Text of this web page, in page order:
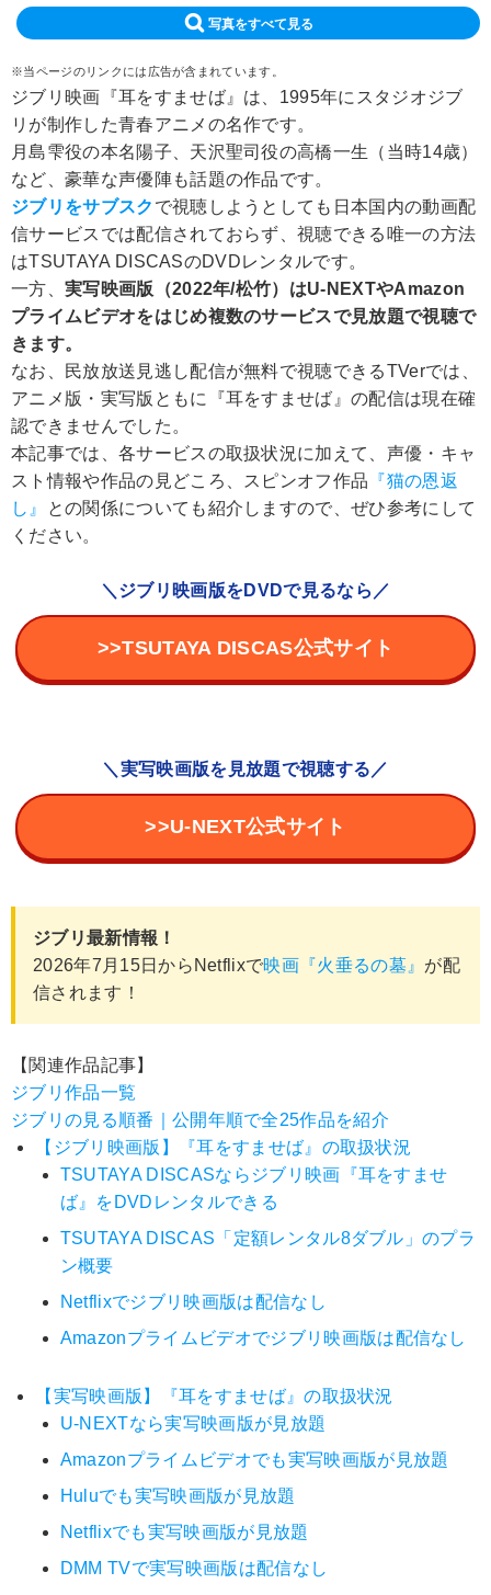
写真をすべて見る
※当ページのリンクには広告が含まれています。
ジブリ映画『耳をすませば』は、1995年にスタジオジブ
リが制作した青春アニメの名作です。
月島雫役の本名陽子、天沢聖司役の高橋一生（当時14歳）
など、豪華な声優陣も話題の作品です。
ジブリをサブスク で視聴しようとしても日本国内の動画配
信サービスでは配信されておらず、視聴できる唯一の方法
はTSUTAYA DISCASのDVDレンタルです。
一方、 実写映画版（2022年/松竹）はU-NEXTやAmazon
プライムビデオをはじめ複数のサービスで見放題で視聴で
きます。
なお、民放放送見逃し配信が無料で視聴できるTVerでは、
アニメ版・実写版ともに『耳をすませば』の配信は現在確
認できませんでした。
本記事では、各サービスの取扱状況に加えて、声優・キャ
スト情報や作品の見どころ、スピンオフ作品 『猫の恩返
し』
との関係についても紹介しますので、ぜひ参考にして
ください。
＼ジブリ映画版をDVDで見るなら／
>>TSUTAYA DISCAS公式サイト
＼実写映画版を見放題で視聴する／
>>U-NEXT公式サイト
ジブリ最新情報！
2026年7月15日からNetflixで映画『火垂るの墓』 が配
信されます！
【関連作品記事】
ジブリ作品一覧
ジブリの見る順番｜公開年順で全25作品を紹介
【ジブリ映画版】『耳をすませば』の取扱状況
TSUTAYA DISCASならジブリ映画『耳をすませ
ば』をDVDレンタルできる
TSUTAYA DISCAS「定額レンタル8ダブル」のプラ
ン概要
Netflixでジブリ映画版は配信なし
Amazonプライムビデオでジブリ映画版は配信なし
【実写映画版】『耳をすませば』の取扱状況
U-NEXTなら実写映画版が見放題
Amazonプライムビデオでも実写映画版が見放題
Huluでも実写映画版が見放題
Netflixでも実写映画版が見放題
DMM TVで実写映画版は配信なし